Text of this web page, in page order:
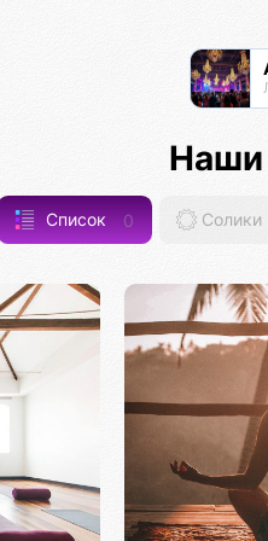
Наши
Список 0 Солики